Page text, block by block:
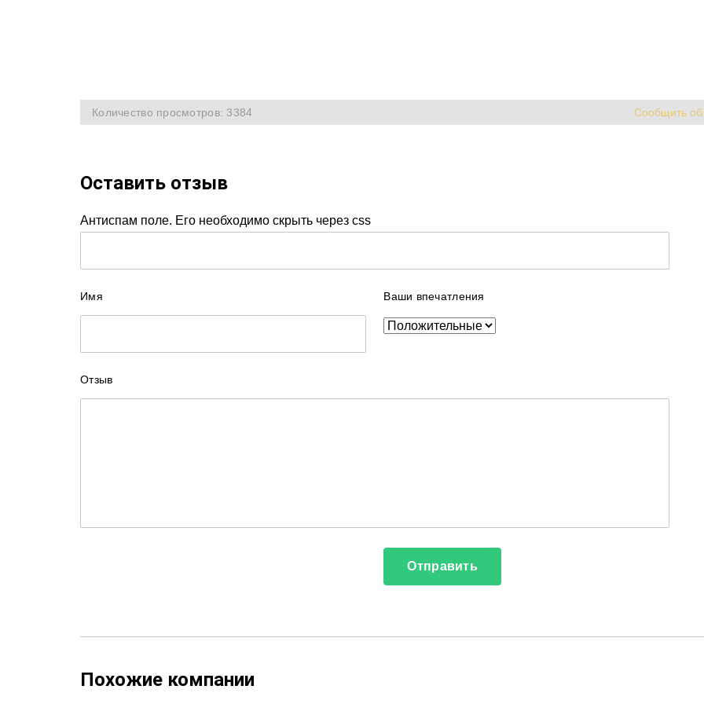
Количество просмотров: 3384 Сообщить
Оставить отзыв
Антиспам поле. Его необходимо скрыть через css
Имя Ваши впечатления
Отзыв
Похожие компании